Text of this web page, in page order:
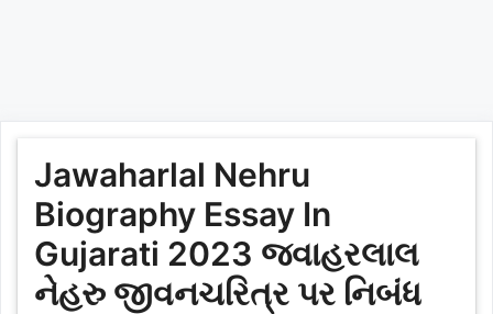
Jawaharlal Nehru
Biography Essay In
Gujarati 2023 જવાહરલાલ
નેહરુ જીવનચરિત્ર પર નિબંધ